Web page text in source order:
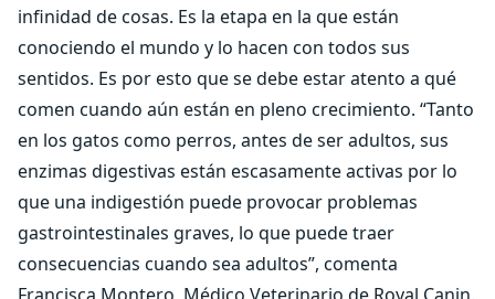
infinidad de cosas. Es la etapa en la que están
conociendo el mundo y lo hacen con todos sus
sentidos. Es por esto que se debe estar atento a qué
comen cuando aún están en pleno crecimiento. “Tanto
en los gatos como perros, antes de ser adultos, sus
enzimas digestivas están escasamente activas por lo
que una indigestión puede provocar problemas
gastrointestinales graves, lo que puede traer
consecuencias cuando sea adultos”, comenta